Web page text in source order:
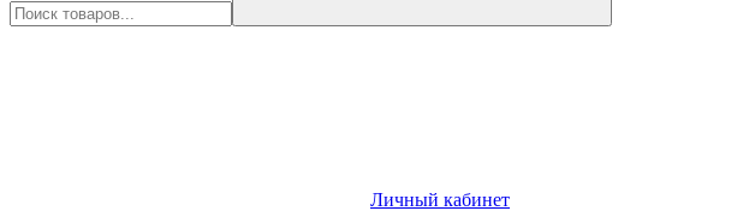
Личный кабинет